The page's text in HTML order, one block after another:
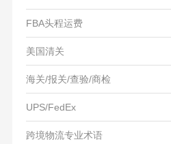
FBA头程运费
美国清关
海关/报关/查验/商检
UPS/FedEx
跨境物流专业术语